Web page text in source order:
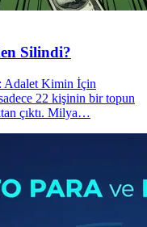
Silindi?
Adalet Kimin İçin
22 kişinin bir topun
çıktı. Milya…